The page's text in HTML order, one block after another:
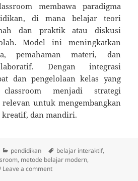
membawa paradigma
di mana belajar teori
dan praktik atau diskusi
Model ini meningkatkan
pemahaman materi, dan
Dengan integrasi
dan pengelolaan kelas yang
menjadi strategi
untuk mengembangkan
kreatif, dan mandiri.
Categories
pendidikan Tags
belajar interaktif,
, metode belajar modern,
Leave a commenton Metode Flipped